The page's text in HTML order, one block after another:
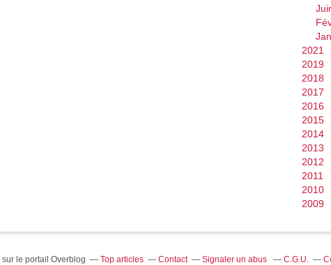
2021
2019
2018
2017
2016
2015
2014
2013
2012
2011
2010
2009
sur le portail Overblog Top articles Contact Signaler un abus C.G.U.